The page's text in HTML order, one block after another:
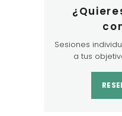
Sesiones
a tus